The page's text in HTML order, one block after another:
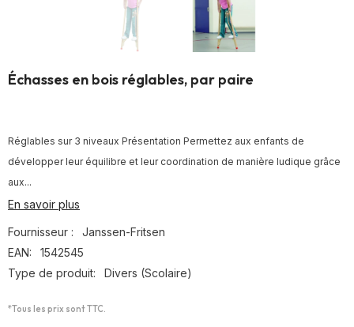
Échasses en bois réglables, par paire
Réglables sur 3 niveaux Présentation Permettez aux enfants de
développer leur équilibre et leur coordination de manière ludique grâce
aux...
En savoir plus
Fournisseur :
Janssen-Fritsen
EAN:
1542545
Type de produit:
Divers (Scolaire)
*Tous les prix sont TTC.